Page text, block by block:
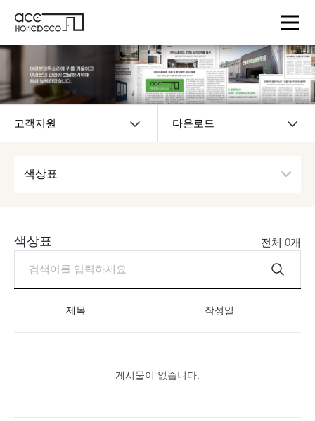
고객지원 다운로드
색상표
색상표 전체 0개
제목 작성일
게시물이 없습니다.